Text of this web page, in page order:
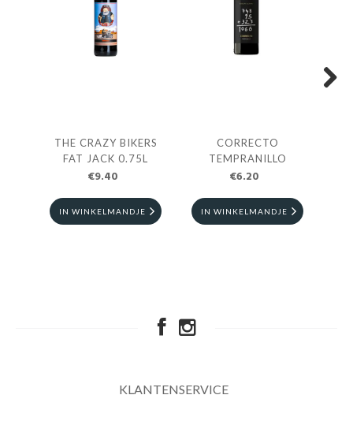
THE CRAZY BIKERS
FAT JACK 0.75L
€9.40
IN WINKELMANDJE
CORRECTO
TEMPRANILLO
€6.20
IN WINKELMANDJE
KLANTENSERVICE